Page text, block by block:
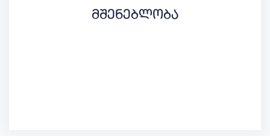
მშენებლობა